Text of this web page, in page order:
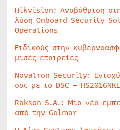
Hikvision: Αναβάθμιση
λύση Onboard Security
Operations
Ειδικούς στην
μισές εταιρείες
Novatron Security:
σας με το DSC – HS2016NKE
Rakson S.A.: Μία νέα
από την Golmar